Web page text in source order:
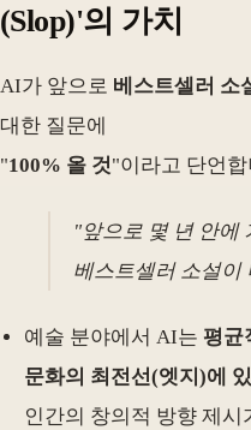
(Slop)'의 가치
AI가 앞으로 베스트셀러 소
대한 질문에
"100% 올 것"이라고 단언합
"앞으로 몇 년 안에
베스트셀러 소설이
예술 분야에서 AI는 평균
문화의 최전선(엣지)에
인간의 창의적 방향 제시